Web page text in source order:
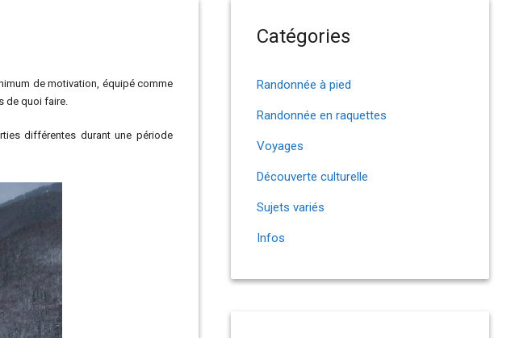
de motivation, équipé comme
de quoi faire.
différentes durant une période
Catégories
Randonnée à pied
Randonnée en raquettes
Voyages
Découverte culturelle
Sujets variés
Infos